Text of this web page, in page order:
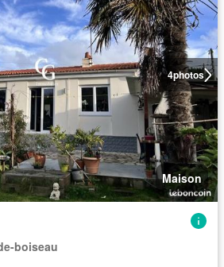
4photos
Maison
boiseau